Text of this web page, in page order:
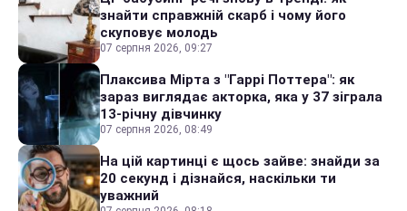
знайти справжній скарб і чому його
скуповує молодь
07 серпня 2026, 09:27
Плаксива Мірта з "Гаррі Поттера": як
зараз виглядає акторка, яка у 37 зіграла
13-річну дівчинку
07 серпня 2026, 08:49
На цій картинці є щось зайве: знайди за
20 секунд і дізнайся, наскільки ти
уважний